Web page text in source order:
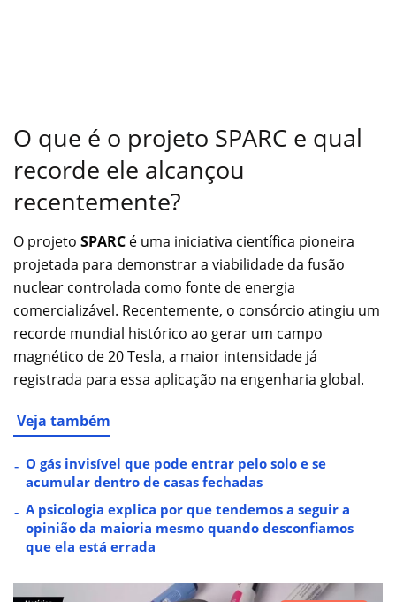
O que é o projeto SPARC e qual
recorde ele alcançou
recentemente?
O projeto SPARC é uma iniciativa científica pioneira
projetada para demonstrar a viabilidade da fusão
nuclear controlada como fonte de energia
comercializável. Recentemente, o consórcio atingiu um
recorde mundial histórico ao gerar um campo
magnético de 20 Tesla, a maior intensidade já
registrada para essa aplicação na engenharia global.
Veja também
O gás invisível que pode entrar pelo solo e se
acumular dentro de casas fechadas
A psicologia explica por que tendemos a seguir a
opinião da maioria mesmo quando desconfiamos
que ela está errada